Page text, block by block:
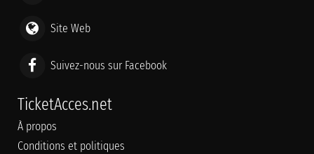
Site Web
Suivez-nous sur Facebook
TicketAcces.net
À propos
Conditions et politiques